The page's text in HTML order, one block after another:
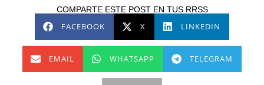
COMPARTE ESTE POST EN TUS RRSS
FACEBOOK X LINKEDIN
EMAIL WHATSAPP TELEGRAM